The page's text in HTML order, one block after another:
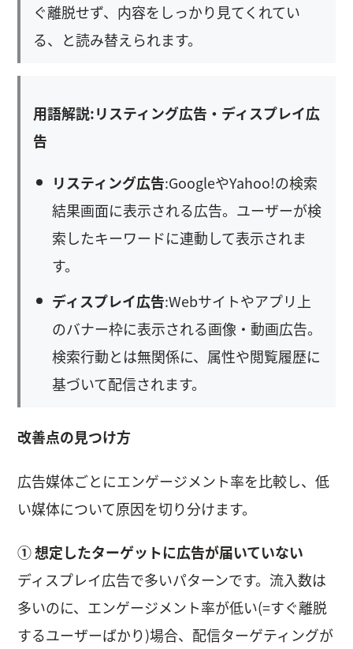
ぐ離脱せず、内容をしっかり見てくれてい
る、と読み替えられます。
用語解説:リスティング広告・ディスプレイ広
告
リスティング広告:GoogleやYahoo!の検索
結果画面に表示される広告。ユーザーが検
索したキーワードに連動して表示されま
す。
ディスプレイ広告:Webサイトやアプリ上
のバナー枠に表示される画像・動画広告。
検索行動とは無関係に、属性や閲覧履歴に
基づいて配信されます。
改善点の見つけ方
広告媒体ごとにエンゲージメント率を比較し、低
い媒体について原因を切り分けます。
① 想定したターゲットに広告が届いていない
ディスプレイ広告で多いパターンです。流入数は
多いのに、エンゲージメント率が低い(=すぐ離脱
するユーザーばかり)場合、配信ターゲティングが